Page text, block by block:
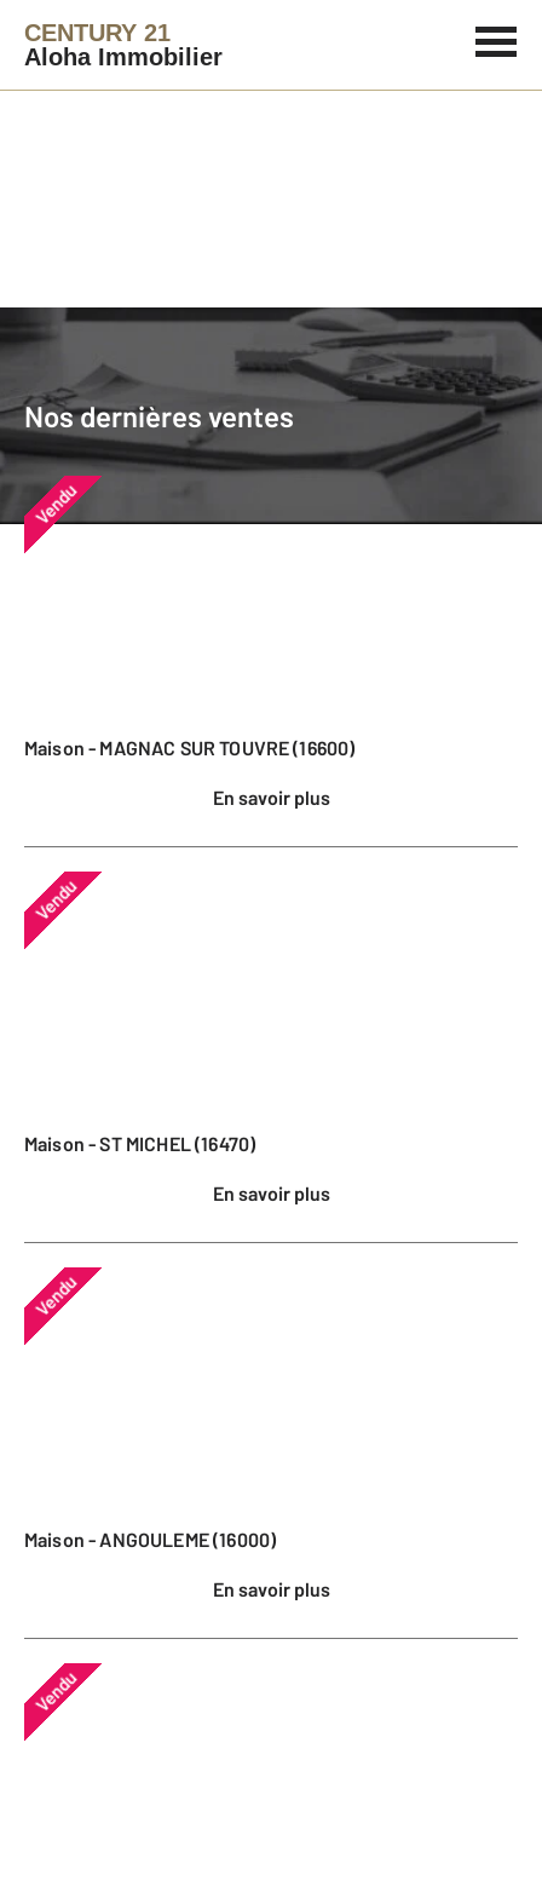
CENTURY 21
Aloha Immobilier
Nos dernières ventes
Nos dernières ventes
Nos derniers biens vendus près de
chez vous
Vendu
Maison - MAGNAC SUR TOUVRE (16600)
En savoir plus
Vendu
Maison - ST MICHEL (16470)
En savoir plus
Vendu
Maison - ANGOULEME (16000)
En savoir plus
Vendu